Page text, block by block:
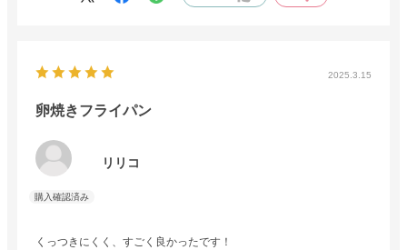
2025.3.15
卵焼きフライパン
リリコ
くっつきにくく、すごく良かったです！